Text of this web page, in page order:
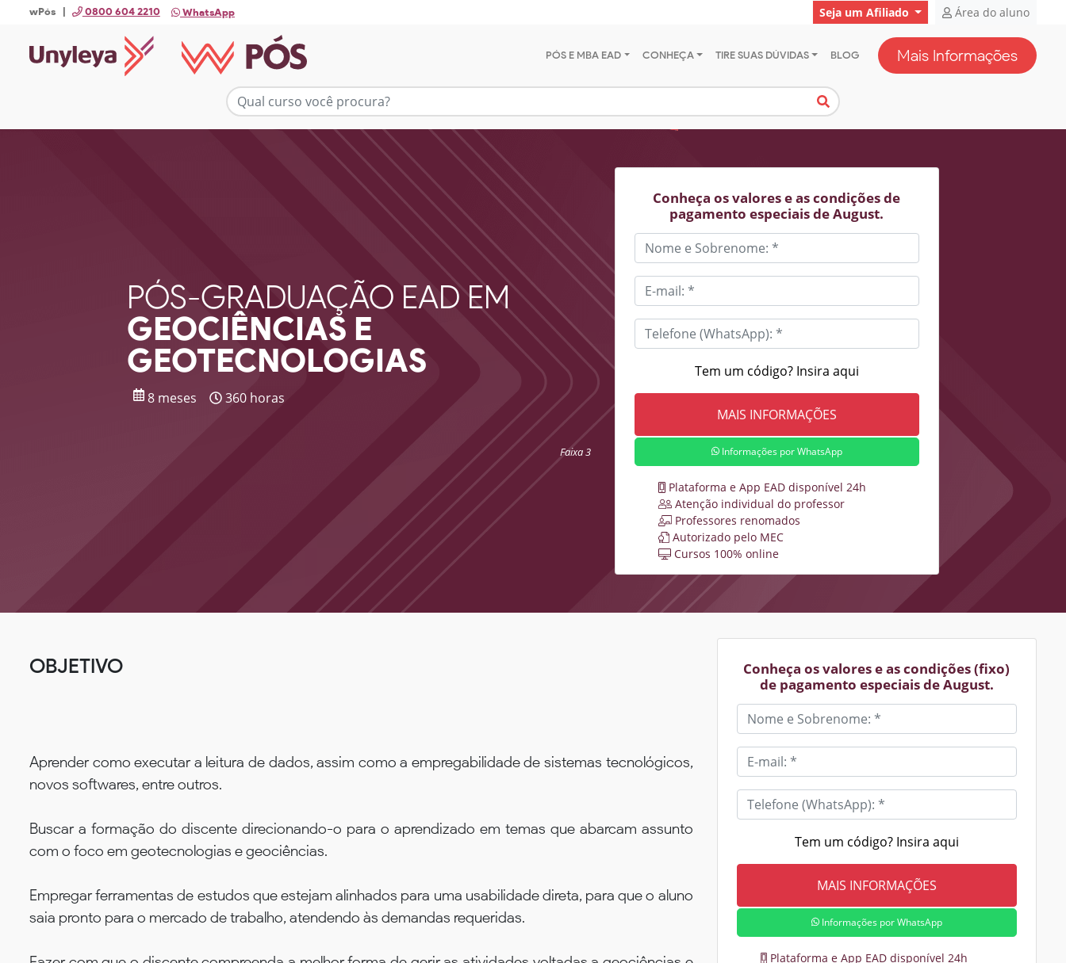
wPós | 0800 604 2210 WhatsApp Seja um Afiliado Área do aluno
PÓS E MBA EAD CONHEÇA TIRE SUAS DÚVIDAS BLOG Mais Informações
PÓS-GRADUAÇÃO EAD EM
GEOCIÊNCIAS E
GEOTECNOLOGIAS
8 meses 360 horas
Faixa 3
Conheça os valores e as condições de
pagamento especiais de August.
Tem um código? Insira aqui
Informações por WhatsApp
Plataforma e App EAD disponível 24h
Atenção individual do professor
Professores renomados
Autorizado pelo MEC
Cursos 100% online
OBJETIVO
Aprender como executar a leitura de dados, assim como a empregabilidade de sistemas tecnológicos,
novos softwares, entre outros.
Buscar a formação do discente direcionando-o para o aprendizado em temas que abarcam assunto
com o foco em geotecnologias e geociências.
Empregar ferramentas de estudos que estejam alinhados para uma usabilidade direta, para que o aluno
saia pronto para o mercado de trabalho, atendendo às demandas requeridas.
Conheça os valores e as condições (fixo)
de pagamento especiais de August.
Tem um código? Insira aqui
Informações por WhatsApp
Plataforma e App EAD disponível 24h